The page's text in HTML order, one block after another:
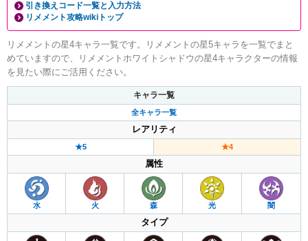
引き換えコード一覧と入力方法
リメメント攻略wikiトップ
リメメントの星4キャラ一覧です。リメメントの星5キャラを一覧でまと
めていますので、リメメントホワイトシャドウの星4キャラクターの情報
を見たい際にご活用ください。
キャラ一覧
全キャラ一覧
レアリティ
★5 ★4
属性
水 火 森 光 闇
タイプ